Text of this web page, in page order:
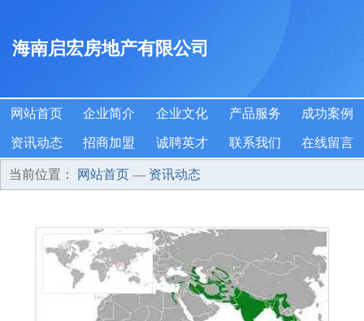
海南启宏房地产有限公司
网站首页 企业简介 企业文化 产品服务 成功案例
资讯动态 招商加盟 诚聘英才 联系我们 在线留言
当前位置： 网站首页 — 资讯动态